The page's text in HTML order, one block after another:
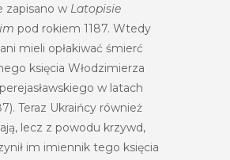
zapisano w Latopisie
pod rokiem 1187. Wtedy
mieli opłakiwać śmierć
księcia Włodzimierza
w latach
Teraz Ukraińcy również
lecz z powodu krzywd,
im imiennik tego księcia